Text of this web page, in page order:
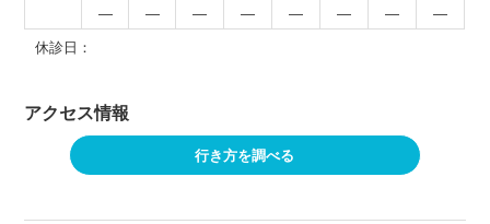
―
― ― ― ― ― ―
―
休診日：
アクセス情報
行き方を調べる